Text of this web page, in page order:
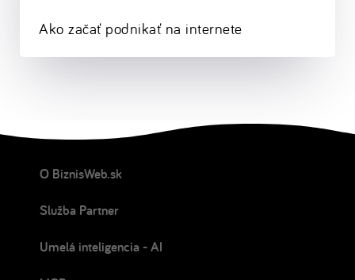
Ako začať podnikať na internete
O BiznisWeb.sk
Služba Partner
Umelá inteligencia - AI